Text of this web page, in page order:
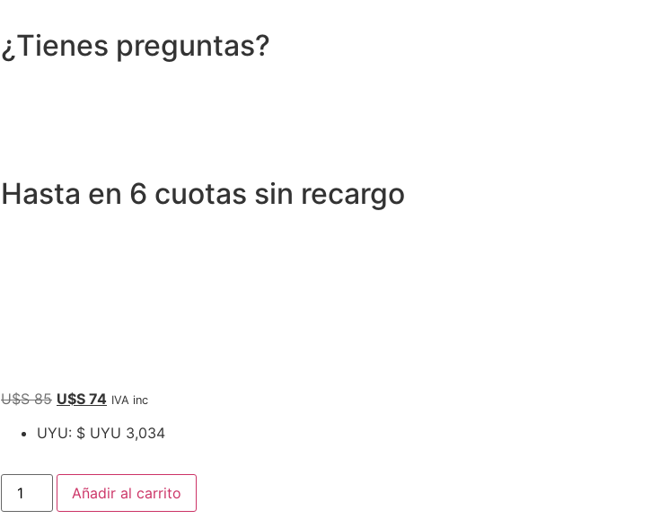
¿Tienes preguntas?
Hasta en 6 cuotas sin recargo
U$S85 U$S 74 IVA inc
UYU: $ UYU 3,034
Añadir al carrito